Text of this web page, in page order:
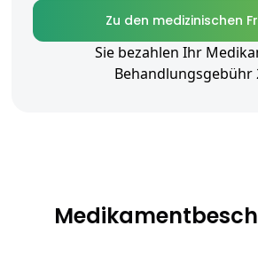
Zu den medizinischen
Sie bezahlen Ihr
Behandlungsgebühr